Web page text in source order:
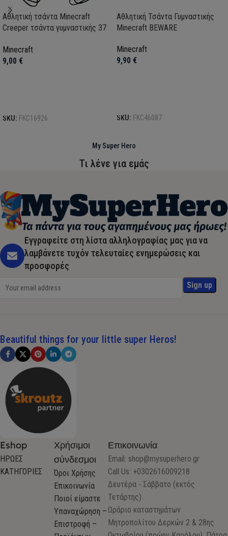
Αθλητική τσάντα Minecraft
Creeper τσάντα γυμναστικής 37
Minecraft
9,00 €
SKU: FKC16926
Αθλητική Τσάντα Γυμναστικής
Minecraft BEWARE
Minecraft
9,90 €
SKU: FKC46087
My Super Hero
Τι λένε για εμάς
Εγγραφείτε στη λίστα αλληλογραφίας μας για να
λαμβάνετε τυχόν τελευταίες ενημερώσεις και
προσφορές
Beautiful things for your little super Heros!
Eshop
ΗΡΩΕΣ
ΚΑΤΗΓΟΡΙΕΣ
Χρήσιμοι
σύνδεσμοι
Όροι Χρήσης
Επικοινωνία
Ποιοί είμαστε
Υπαναχώρηση –
Επιστροφή –
Επικοινωνία
Email: shop@mysuperhero.gr
Call Us: +0302616009218
Δευτέρα - Σάββατο (εκτός
Τετάρτης)
Ωράριο καταστημάτων
Μητροπολίτου Δερκών 2 & 28ης